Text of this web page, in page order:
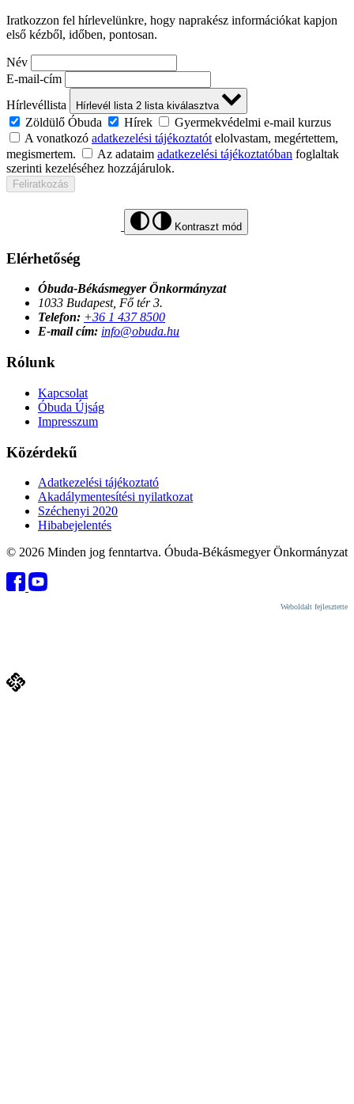
Iratkozzon fel hírlevelünkre, hogy naprakész információkat kapjon
első kézből, időben, pontosan.
Név
E-mail-cím
Hírlevéllista
Hírlevél lista 2 lista kiválasztva
Zöldülő Óbuda Hírek
Gyermekvédelmi e-mail kurzus
A vonatkozó adatkezelési tájékoztatót elolvastam, megértettem,
megismertem.
Az adataim adatkezelési tájékoztatóban foglaltak
szerinti kezeléséhez hozzájárulok.
Feliratkozás
Kontraszt mód
Elérhetőség
Óbuda-Békásmegyer Önkormányzat
1033 Budapest, Fő tér 3.
Telefon: +36 1 437 8500
E-mail cím: info@obuda.hu
Rólunk
Kapcsolat
Óbuda Újság
Impresszum
Közérdekű
Adatkezelési tájékoztató
Akadálymentesítési nyilatkozat
Széchenyi 2020
Hibabejelentés
© 2026 Minden jog fenntartva. Óbuda-Békásmegyer Önkormányzat
Weboldalt fejlesztette